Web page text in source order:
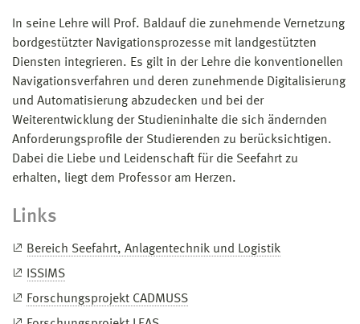
In seine Lehre will Prof. Baldauf die zunehmende Vernetzung
bordgestützter Navigationsprozesse mit landgestützten
Diensten integrieren. Es gilt in der Lehre die konventionellen
Navigationsverfahren und deren zunehmende Digitalisierung
und Automatisierung abzudecken und bei der
Weiterentwicklung der Studieninhalte die sich ändernden
Anforderungsprofile der Studierenden zu berücksichtigen.
Dabei die Liebe und Leidenschaft für die Seefahrt zu
erhalten, liegt dem Professor am Herzen.
Links
Bereich Seefahrt, Anlagentechnik und Logistik
ISSIMS
Forschungsprojekt CADMUSS